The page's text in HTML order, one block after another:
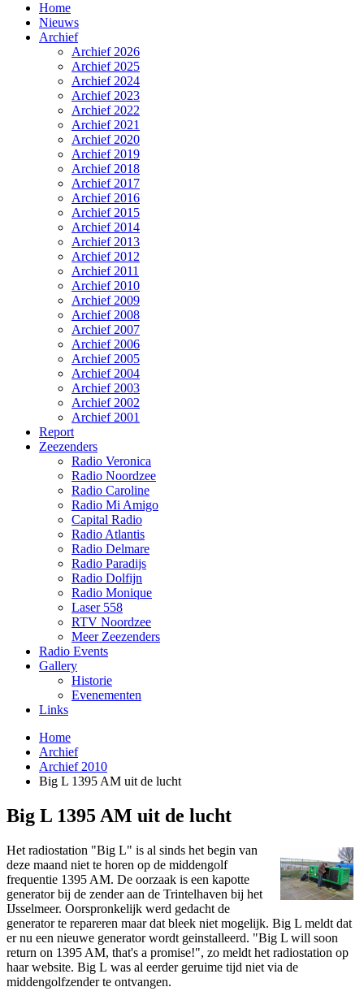
Home
Nieuws
Archief
Archief 2026
Archief 2025
Archief 2024
Archief 2023
Archief 2022
Archief 2021
Archief 2020
Archief 2019
Archief 2018
Archief 2017
Archief 2016
Archief 2015
Archief 2014
Archief 2013
Archief 2012
Archief 2011
Archief 2010
Archief 2009
Archief 2008
Archief 2007
Archief 2006
Archief 2005
Archief 2004
Archief 2003
Archief 2002
Archief 2001
Report
Zeezenders
Radio Veronica
Radio Noordzee
Radio Caroline
Radio Mi Amigo
Capital Radio
Radio Atlantis
Radio Delmare
Radio Paradijs
Radio Dolfijn
Radio Monique
Laser 558
RTV Noordzee
Meer Zeezenders
Radio Events
Gallery
Historie
Evenementen
Links
Home
Archief
Archief 2010
Big L 1395 AM uit de lucht
Big L 1395 AM uit de lucht
Het radiostation "Big L" is al sinds het begin van
deze maand niet te horen op de middengolf
frequentie 1395 AM. De oorzaak is een kapotte
generator bij de zender aan de Trintelhaven bij het
IJsselmeer. Oorspronkelijk werd gedacht de
generator te repareren maar dat bleek niet mogelijk. Big L meldt dat
er nu een nieuwe generator wordt geinstalleerd. "Big L will soon
return on 1395 AM, that's a promise!", zo meldt het radiostation op
haar website. Big L was al eerder geruime tijd niet via de
middengolfzender te ontvangen.